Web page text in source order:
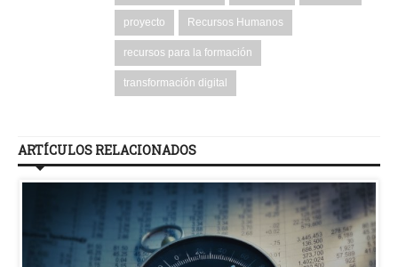
proyecto Recursos Humanos
recursos para la formación
transformación digital
ARTÍCULOS RELACIONADOS